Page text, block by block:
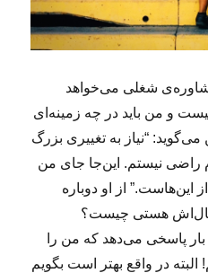
شغلی می‌خواهد
و من باید در چه زمینه‌ای
“نیاز به تغییری بزرگ
راضی نیستم. این‌جا جای من
از او دوباره
هستی چیست؟
پاسخی می‌دهد که من را
در واقع بهتر است بگویم